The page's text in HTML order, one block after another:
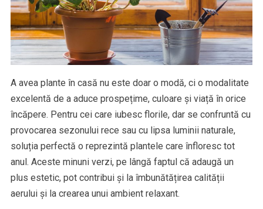
A avea plante în casă nu este doar o modă, ci o modalitate
excelentă de a aduce prospețime, culoare și viață în orice
încăpere. Pentru cei care iubesc florile, dar se confruntă cu
provocarea sezonului rece sau cu lipsa luminii naturale,
soluția perfectă o reprezintă plantele care înfloresc tot
anul. Aceste minuni verzi, pe lângă faptul că adaugă un
plus estetic, pot contribui și la îmbunătățirea calității
aerului și la crearea unui ambient relaxant.